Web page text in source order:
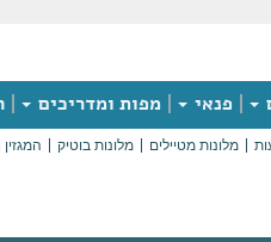
פנאי מפות ומדריכים
מלונות מטיילים מלונות בוטיק המגזין